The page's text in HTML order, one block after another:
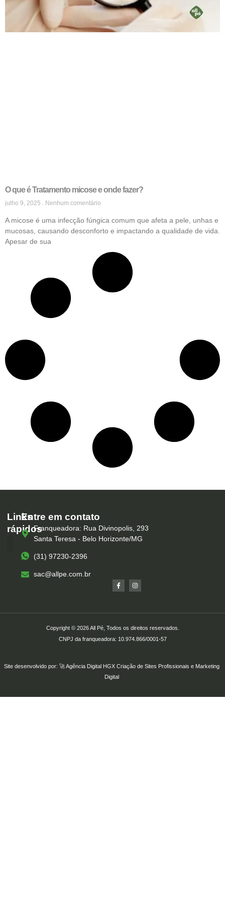
O que é Tratamento micose e onde fazer?
julho 9, 2025 Nenhum comentário
A micose é uma infecção fúngica comum que afeta a pele, unhas e
mucosas, causando desconforto e impactando a qualidade de vida.
Apesar de sua
Links
rápidos
Entre em contato
Franqueadora: Rua Divinopolis, 293
Santa Teresa - Belo Horizonte/MG
(31) 97230-2396
sac@allpe.com.br
Copyright © 2026 All Pé, Todos os direitos reservados.
CNPJ da franqueadora: 10.974.866/0001-57
Site desenvolvido por: 🚀Agência Digital HGXCriação de Sites Profissionaise Marketing
Digital